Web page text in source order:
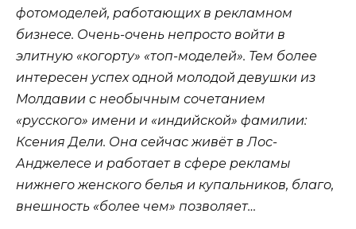
фотомоделей, работающих в рекламном
бизнесе. Очень-очень непросто войти в
элитную «когорту» «топ-моделей». Тем более
интересен успех одной молодой девушки из
Молдавии с необычным сочетанием
«русского» имени и «индийской» фамилии:
Ксения Дели. Она сейчас живёт в Лос-
Анджелесе и работает в сфере рекламы
нижнего женского белья и купальников, благо,
внешность «более чем» позволяет…